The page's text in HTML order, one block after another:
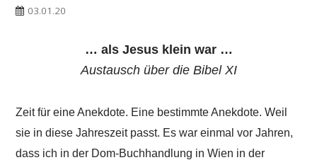
03.01.20
… als Jesus klein war …
Austausch über die Bibel XI
Zeit für eine Anekdote. Eine bestimmte Anekdote. Weil
sie in diese Jahreszeit passt. Es war einmal vor Jahren,
dass ich in der Dom-Buchhandlung in Wien in der